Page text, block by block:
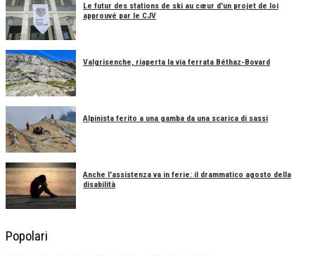
Le futur des stations de ski au cœur d'un projet de loi
approuvé par le CJV
Valgrisenche, riaperta la via ferrata Béthaz-Bovard
Alpinista ferito a una gamba da una scarica di sassi
Anche l'assistenza va in ferie: il drammatico agosto della
disabilità
Popolari